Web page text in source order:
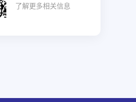
了解更多相关信息